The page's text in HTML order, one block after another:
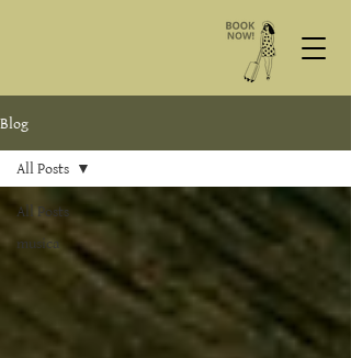
Blog
All Posts
musica
All Posts